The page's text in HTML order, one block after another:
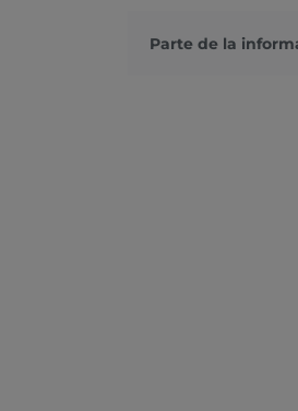
Parte de la